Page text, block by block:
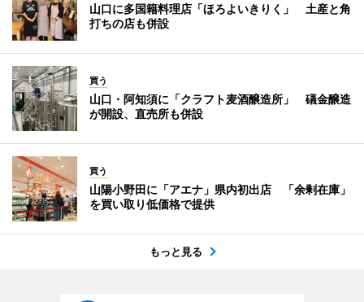
山口に多国籍料理店「ほろよいきりく」 土産と角
打ちの店も併設
買う
山口・阿知須に「クラフト麦酒醸造所」 礒金醸造
が開設、直売所も併設
買う
山陽小野田に「アエナ」県内初出店 「余剰在庫」
を買い取り低価格で提供
もっと見る